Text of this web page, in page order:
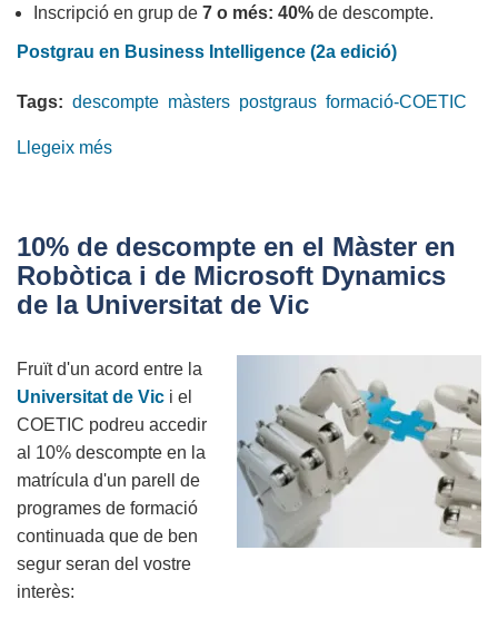
Inscripció en grup de 7 o més: 40% de descompte.
Postgrau en Business Intelligence (2a edició)
Tags: descompte màsters postgraus formació-COETIC
Llegeix més
continuada
en
màsters
postgraus
10% de descompte en el Màster en
Robòtica i de Microsoft Dynamics
de la Universitat de Vic
Fruït d'un acord entre la
Universitat de Vic i el
COETIC podreu accedir
al 10% descompte en la
matrícula d'un parell de
programes de formació
continuada que de ben
segur seran del vostre
interès: